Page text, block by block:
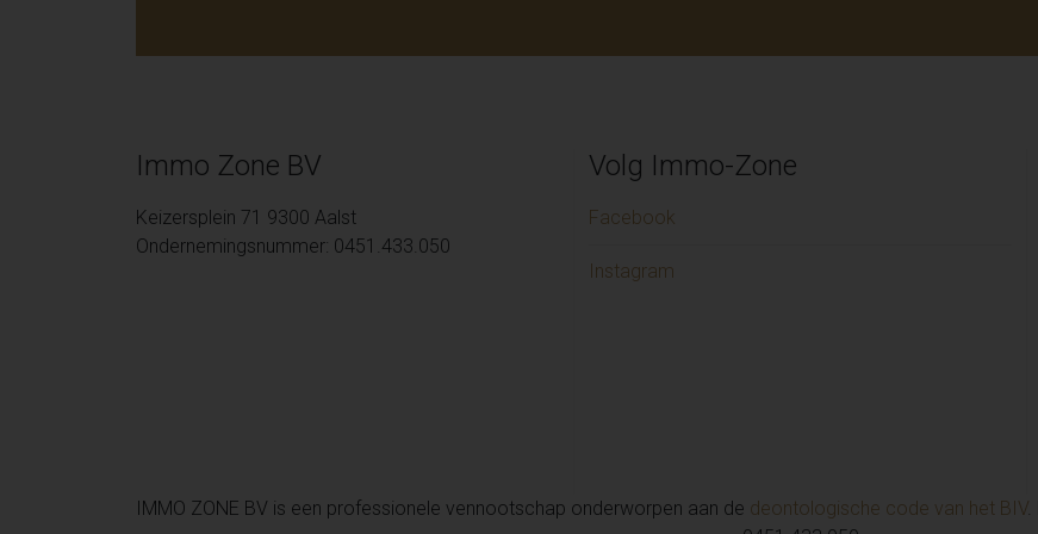
Immo Zone BV
Keizersplein 71 9300 Aalst
Ondernemingsnummer: 0451.433.050
Volg Immo-Zone
Facebook
Instagram
IMMO ZONE BV is een professionele vennootschap onderworpen aan de deontologische code van het BIV.